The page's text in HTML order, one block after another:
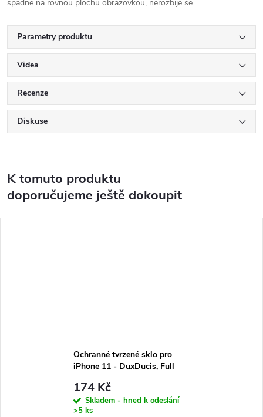
spadne na rovnou plochu obrazovkou, nerozbije se.
Parametry produktu
Videa
Recenze
Diskuse
K tomuto produktu
doporučujeme ještě dokoupit
Ochranné tvrzené sklo pro
iPhone 11 - DuxDucis, Full
174 Kč
Skladem - hned k odeslání
>5 ks